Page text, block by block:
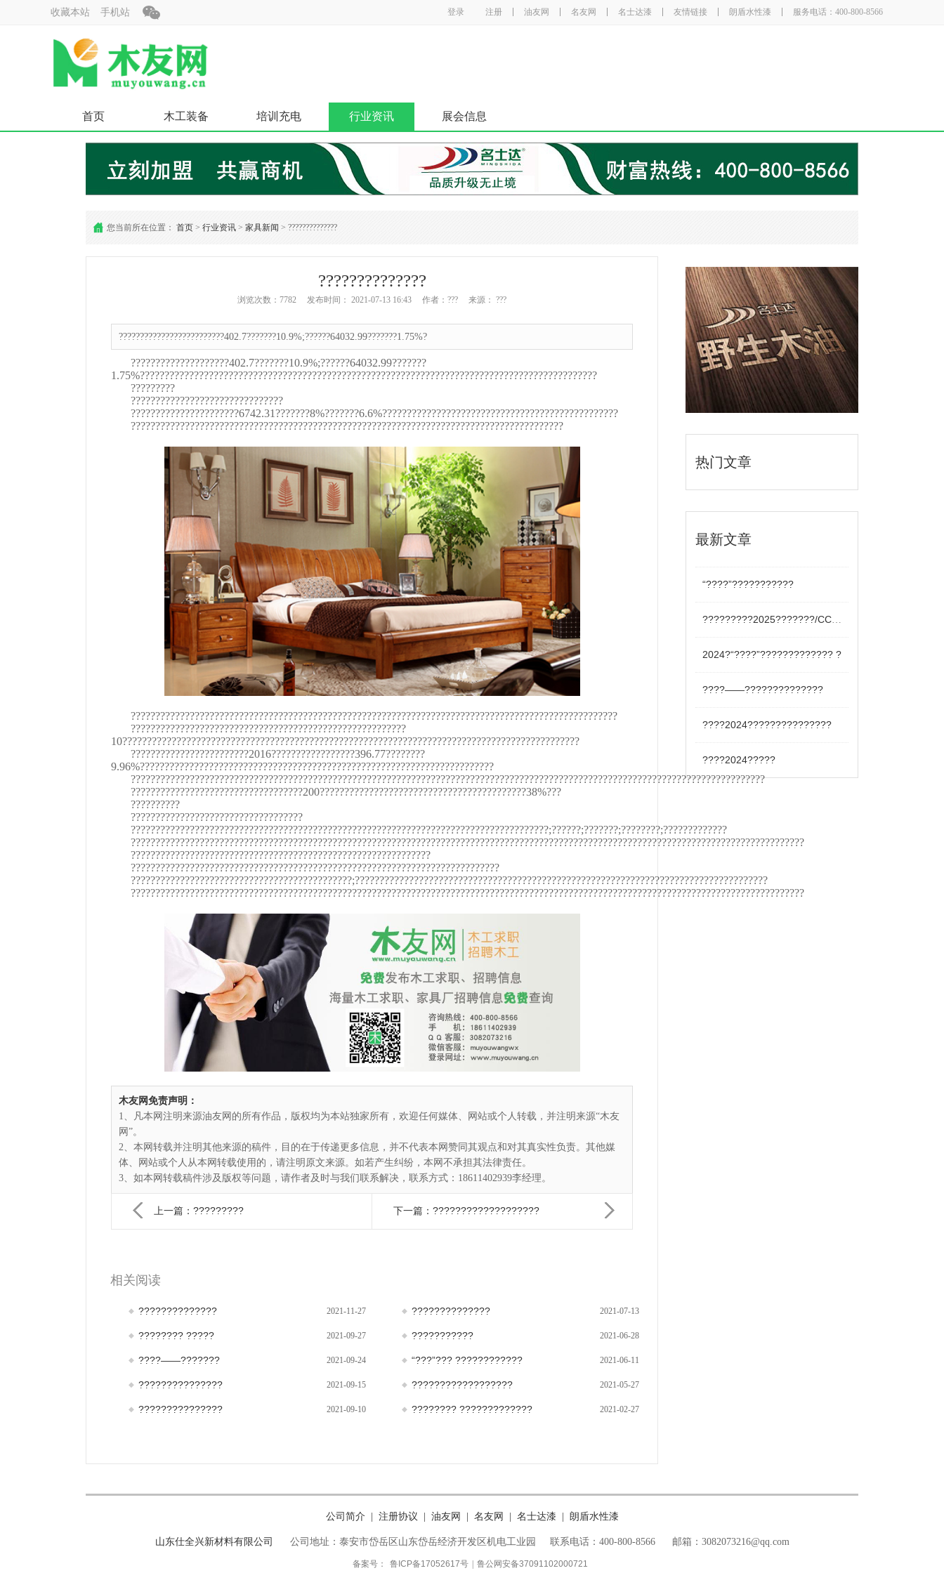
收藏本站 手机站 登录 注册 油友网 名友网 名士达漆 友情链接 朗盾水性漆 服务电话：400-800-8566
首页 木工装备 培训充电 行业资讯 展会信息
您当前所在位置： 首页 > 行业资讯 > 家具新闻 > ??????????????
热门文章
最新文章
“????”???????????
2024?“????”????????????? ?
????——??????????????
????2024???????????????
????2024?????
??????????????
浏览次数：7782 发布时间： 2021-07-13 16:43 作者：??? 来源： ???
?????????????????????????402.7???????10.9%;??????64032.99???????1.75%?
????????????????????402.7???????10.9%;??????64032.99???????
1.75%?????????????????????????????????????????????????????????????????????????????????????????????
?????????
???????????????????????????????
??????????????????????6742.31???????8%???????6.6%????????????????????????????????????????????????
????????????????????????????????????????????????????????????????????????????????????????
???????????????????????????????????????????????????????????????????????????????????????????????????
????????????????????????????????????????????????????????
10?????????????????????????????????????????????????????????????????????????????????????????????
????????????????????????2016?????????????????396.77????????
9.96%????????????????????????????????????????????????????????????????????????
?????????????????????????????????????????????????????????????????????????????????????????????????????????????????????????????????
???????????????????????????????????200??????????????????????????????????????????38%???
??????????
???????????????????????????????????
?????????????????????????????????????????????????????????????????????????????????????;??????;???????;????????;?????????????
?????????????????????????????????????????????????????????????????????????????????????????????????????????????????????????????????????????
?????????????????????????????????????????????????????????????
???????????????????????????????????????????????????????????????????????????
?????????????????????????????????????????????;????????????????????????????????????????????????????????????????????????????????????
?????????????????????????????????????????????????????????????????????????????????????????????????????????????????????????????????????????
木友网免责声明：
1、凡本网注明来源油友网的所有作品，版权均为本站独家所有，欢迎任何媒体、网站或个人转载，并注明来源“木友
网”。
2、本网转载并注明其他来源的稿件，目的在于传递更多信息，并不代表本网赞同其观点和对其真实性负责。其他媒
体、网站或个人从本网转载使用的，请注明原文来源。如若产生纠纷，本网不承担其法律责任。
3、如本网转载稿件涉及版权等问题，请作者及时与我们联系解决，联系方式：18611402939李经理。
上一篇：????????? 下一篇：???????????????????
相关阅读
?????????????? 2021-11-27
???????? ????? 2021-09-27
????——??????? 2021-09-24
??????????????? 2021-09-15
??????????????? 2021-09-10
?????????????? 2021-07-13
??????????? 2021-06-28
“???”??? ???????????? 2021-06-11
?????????????????? 2021-05-27
???????? ????????????? 2021-02-27
公司简介 注册协议 油友网 名友网 名士达漆 朗盾水性漆
山东仕全兴新材料有限公司 公司地址：泰安市岱岳区山东岱岳经济开发区机电工业园 联系电话：400-800-8566 邮箱：3082073216@qq.com
备案号： 鲁ICP备17052617号 鲁公网安备37091102000721